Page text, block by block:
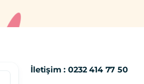
İletişim : 0232 414 77 50